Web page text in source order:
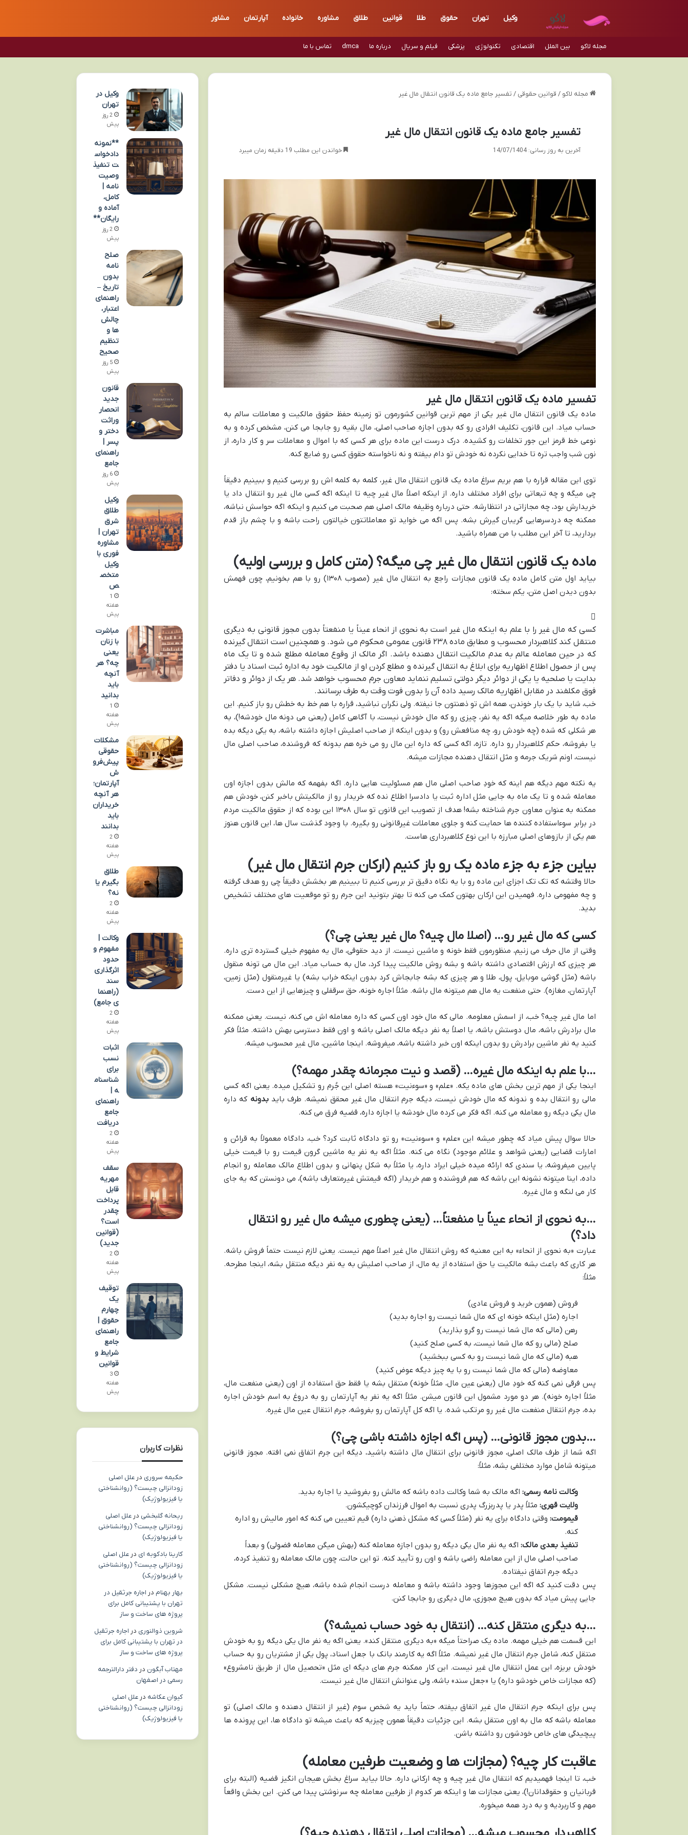
وکیل تهران حقوق طلا قوانین طلاق مشاوره خانواده آپارتمان مشاور
مجله لاکو بین الملل اقتصادی تکنولوژی پزشکی فیلم و سریال درباره ما dmca تماس با ما
مجله لاکو / قوانین حقوقی / تفسیر جامع ماده یک قانون انتقال مال غیر
تفسیر جامع ماده یک قانون انتقال مال غیر
آخرین به روز رسانی: 14/07/1404 خواندن این مطلب 19 دقیقه زمان میبرد
تفسیر ماده یک قانون انتقال مال غیر
ماده یک قانون انتقال مال غیر یکی از مهم ترین قوانین کشورمون تو زمینه حفظ حقوق مالکیت و معاملات سالم به
حساب میاد. این قانون، تکلیف افرادی رو که بدون اجازه صاحب اصلی، مال بقیه رو جابجا می کنن، مشخص کرده و به
نوعی خط قرمز این جور تخلفات رو کشیده. درک درست این ماده برای هر کسی که با اموال و معاملات سر و کار داره، از
نون شب واجب تره تا خدایی نکرده نه خودش تو دام بیفته و نه ناخواسته حقوق کسی رو ضایع کنه.
توی این مقاله قراره با هم بریم سراغ ماده یک قانون انتقال مال غیر، کلمه به کلمه اش رو بررسی کنیم و ببینیم دقیقاً
چی میگه و چه تبعاتی برای افراد مختلف داره. از اینکه اصلاً مال غیر چیه تا اینکه اگه کسی مال غیر رو انتقال داد یا
خریدارش بود، چه مجازاتی در انتظارشه. حتی درباره وظیفه مالک اصلی هم صحبت می کنیم و اینکه اگه حواسش نباشه،
ممکنه چه دردسرهایی گریبان گیرش بشه. پس اگه می خواید تو معاملاتتون خیالتون راحت باشه و با چشم باز قدم
بردارید، تا آخر این مطلب با من همراه باشید.
ماده یک قانون انتقال مال غیر چی میگه؟ (متن کامل و بررسی اولیه)
بیاید اول متن کامل ماده یک قانون مجازات راجع به انتقال مال غیر (مصوب ۱۳۰۸) رو با هم بخونیم، چون فهمش
بدون دیدن اصل متن، یکم سخته:
کسی که مال غیر را با علم به اینکه مال غیر است به نحوی از انحاء عیناً یا منفعتاً بدون مجوز قانونی به دیگری
منتقل کند کلاهبردار محسوب و مطابق ماده ۲۳۸ قانون عمومی محکوم می شود. و همچنین است انتقال گیرنده
که در حین معامله عالم به عدم مالکیت انتقال دهنده باشد. اگر مالک از وقوع معامله مطلع شده و تا یک ماه
پس از حصول اطلاع اظهاریه برای ابلاغ به انتقال گیرنده و مطلع کردن او از مالکیت خود به اداره ثبت اسناد یا دفتر
بدایت یا صلحیه یا یکی از دوائر دیگر دولتی تسلیم ننماید معاون جرم محسوب خواهد شد. هر یک از دوائر و دفاتر
فوق مکلفند در مقابل اظهاریه مالک رسید داده آن را بدون فوت وقت به طرف برسانند.
خب، شاید با یک بار خوندن، همه اش تو ذهنتون جا نیفته. ولی نگران نباشید، قراره با هم خط به خطش رو باز کنیم. این
ماده به طور خلاصه میگه اگه یه نفر، چیزی رو که مال خودش نیست، با آگاهی کامل (یعنی می دونه مال خودشه!)، به
هر شکلی که شده (چه خودش رو، چه منافعش رو) و بدون اینکه از صاحب اصلیش اجازه داشته باشه، به یکی دیگه بده
یا بفروشه، حکم کلاهبردار رو داره. تازه، اگه کسی که داره این مال رو می خره هم بدونه که فروشنده، صاحب اصلی مال
نیست، اونم شریک جرمه و مثل انتقال دهنده مجازات میشه.
یه نکته مهم دیگه هم اینه که خودِ صاحب اصلی مال هم مسئولیت هایی داره. اگه بفهمه که مالش بدون اجازه اون
معامله شده و تا یک ماه به جایی مثل اداره ثبت یا دادسرا اطلاع نده که خریدار رو از مالکیتش باخبر کنن، خودش هم
ممکنه به عنوان معاون جرم شناخته بشه! هدف از تصویب این قانون تو سال ۱۳۰۸ این بوده که از حقوق مالکیت مردم
در برابر سوءاستفاده کننده ها حمایت کنه و جلوی معاملات غیرقانونی رو بگیره. با وجود گذشت سال ها، این قانون هنوز
هم یکی از بازوهای اصلی مبارزه با این نوع کلاهبرداری هاست.
بیاین جزء به جزء ماده یک رو باز کنیم (ارکان جرم انتقال مال غیر)
حالا وقتشه که تک تک اجزای این ماده رو با یه نگاه دقیق تر بررسی کنیم تا ببینیم هر بخشش دقیقاً چی رو هدف گرفته
و چه مفهومی داره. فهمیدن این ارکان بهتون کمک می کنه تا بهتر بتونید این جرم رو تو موقعیت های مختلف تشخیص
بدید.
کسی که مال غیر رو… (اصلا مال چیه؟ مال غیر یعنی چی؟)
وقتی از مال حرف می زنیم، منظورمون فقط خونه و ماشین نیست. از دید حقوقی، مال یه مفهوم خیلی گسترده تری داره.
هر چیزی که ارزش اقتصادی داشته باشه و بشه روش مالکیت پیدا کرد، مال به حساب میاد. این مال می تونه منقول
باشه (مثل گوشی موبایل، پول، طلا و هر چیزی که بشه جابجاش کرد بدون اینکه خراب بشه) یا غیرمنقول (مثل زمین،
آپارتمان، مغازه). حتی منفعت یه مال هم میتونه مال باشه. مثلاً اجاره خونه، حق سرقفلی و چیزهایی از این دست.
اما مال غیر چیه؟ خب، از اسمش معلومه. مالی که مال خود اون کسی که داره معامله اش می کنه، نیست. یعنی ممکنه
مال برادرش باشه، مال دوستش باشه، یا اصلاً یه نفر دیگه مالک اصلی باشه و اون فقط دسترسی بهش داشته. مثلاً فکر
کنید یه نفر ماشین برادرش رو بدون اینکه اون خبر داشته باشه، میفروشه. اینجا ماشین، مال غیر محسوب میشه.
…با علم به اینکه مال غیره… (قصد و نیت مجرمانه چقدر مهمه؟)
اینجا یکی از مهم ترین بخش های ماده یکه. «علم» و «سوءنیت» هسته اصلی این جُرم رو تشکیل میده. یعنی اگه کسی
مالی رو انتقال بده و ندونه که مال خودش نیست، دیگه جرم انتقال مال غیر محقق نمیشه. طرف بایدبدونه که داره
مال یکی دیگه رو معامله می کنه. اگه فکر می کرده مال خودشه یا اجازه داره، قضیه فرق می کنه.
حالا سوال پیش میاد که چطور میشه این «علم» و «سوءنیت» رو تو دادگاه ثابت کرد؟ خب، دادگاه معمولاً به قرائن و
امارات قضایی (یعنی شواهد و علائم موجود) نگاه می کنه. مثلاً اگه یه نفر یه ماشین گرون قیمت رو با قیمت خیلی
پایین میفروشه، یا سندی که ارائه میده خیلی ایراد داره، یا مثلاً به شکل پنهانی و بدون اطلاع مالک معامله رو انجام
داده، اینا میتونه نشونه این باشه که هم فروشنده و هم خریدار (اگه قیمتش غیرمتعارف باشه)، می دونستن که یه جای
کار می لنگه و مال غیره.
…به نحوی از انحاء عیناً یا منفعتاً… (یعنی چطوری میشه مال غیر رو انتقال
داد؟)
عبارت «به نحوی از انحاء» به این معنیه که روش انتقال مال غیر اصلاً مهم نیست. یعنی لازم نیست حتماً فروش باشه.
هر کاری که باعث بشه مالکیت یا حق استفاده از یه مال، از صاحب اصلیش به یه نفر دیگه منتقل بشه، اینجا مطرحه.
مثلاً:
فروش (همون خرید و فروش عادی)
اجاره (مثل اینکه خونه ای که مال شما نیست رو اجاره بدید)
رهن (مالی که مال شما نیست رو گرو بذارید)
صلح (مالی رو که مال شما نیست، به کسی صلح کنید)
هبه (مالی که مال شما نیست رو به کسی ببخشید)
معاوضه (مالی که مال شما نیست رو با یه چیز دیگه عوض کنید)
پس فرقی نمی کنه که خودِ مال (یعنی عین مال، مثلاً خونه) منتقل بشه یا فقط حق استفاده از اون (یعنی منفعت مال،
مثلاً اجاره خونه). هر دو مورد مشمول این قانون میشن. مثلاً اگه یه نفر یه آپارتمان رو به دروغ به اسم خودش اجاره
بده، جرم انتقال منفعت مال غیر رو مرتکب شده. یا اگه کل آپارتمان رو بفروشه، جرم انتقال عین مال غیره.
…بدون مجوز قانونی… (پس اگه اجازه داشته باشی چی؟)
اگه شما از طرف مالک اصلی، مجوز قانونی برای انتقال مال داشته باشید، دیگه این جرم اتفاق نمی افته. مجوز قانونی
میتونه شامل موارد مختلفی بشه، مثلاً:
وکالت نامه رسمی: اگه مالک به شما وکالت داده باشه که مالش رو بفروشید یا اجاره بدید.
ولایت قهری: مثلاً پدر یا پدربزرگ پدری نسبت به اموال فرزندان کوچیکشون.
قیمومت: وقتی دادگاه برای یه نفر (مثلاً کسی که مشکل ذهنی داره) قیم تعیین می کنه که امور مالیش رو اداره
کنه.
تنفیذ بعدی مالک: اگه یه نفر مال یکی دیگه رو بدون اجازه معامله کنه (بهش میگن معامله فضولی) و بعداً
صاحب اصلی مال از این معامله راضی باشه و اون رو تأیید کنه. تو این حالت، چون مالک معامله رو تنفیذ کرده،
دیگه جرم اتفاق نیفتاده.
پس دقت کنید که اگه این مجوزها وجود داشته باشه و معامله درست انجام شده باشه، هیچ مشکلی نیست. مشکل
جایی پیش میاد که بدون هیچ مجوزی، مال دیگری رو جابجا کنن.
…به دیگری منتقل کنه… (انتقال به خود حساب نمیشه؟)
این قسمت هم خیلی مهمه. ماده یک صراحتاً میگه «به دیگری منتقل کند». یعنی اگه یه نفر مال یکی دیگه رو به خودش
منتقل کنه، شامل جرم انتقال مال غیر نمیشه. مثلاً اگه یه کارمند بانک با جعل اسناد، پول یکی از مشتریان رو به حساب
خودش بریزه، این عمل انتقال مال غیر نیست. این کار ممکنه جرم های دیگه ای مثل «تحصیل مال از طریق نامشروع»
(که مجازات خاص خودشو داره) یا «جعل سند» باشه، ولی عنوانش انتقال مال غیر نیست.
پس برای اینکه جرم انتقال مال غیر اتفاق بیفته، حتماً باید یه شخص سوم (غیر از انتقال دهنده و مالک اصلی) تو
معامله باشه که مال به اون منتقل بشه. این جزئیات دقیقاً همون چیزیه که باعث میشه تو دادگاه ها، این پرونده ها
پیچیدگی های خاص خودشون رو داشته باشن.
عاقبت کار چیه؟ (مجازات ها و وضعیت طرفین معامله)
خب، تا اینجا فهمیدیم که انتقال مال غیر چیه و چه ارکانی داره. حالا بیاید سراغ بخش هیجان انگیز قضیه (البته برای
قربانیان و حقوقدانان!)، یعنی مجازات ها و اینکه هر کدوم از طرفین معامله چه سرنوشتی پیدا می کنن. این بخش واقعاً
مهم و کاربردیه و به درد همه میخوره.
وکیل در
تهران
2 روز
پیش
**نمونه
دادخواس
ت تنفیذ
وصیت
نامه |
کامل،
آماده و
رایگان**
2 روز
پیش
صلح
نامه
بدون
تاریخ –
راهنمای
اعتبار،
چالش
ها و
تنظیم
صحیح
5 روز
پیش
قانون
جدید
انحصار
وراثت
دختر و
پسر |
راهنمای
جامع
6 روز
پیش
وکیل
طلاق
شرق
تهران |
مشاوره
فوری با
وکیل
متخص
ص
1
هفته
پیش
مباشرت
با زنان
یعنی
چه؟ هر
آنچه
باید
بدانید
1
هفته
پیش
مشکلات
حقوقی
پیش‌فرو
ش
آپارتمان؛
هر آنچه
خریداران
باید
بدانند
2
هفته
پیش
طلاق
بگیرم یا
نه؟
2
هفته
پیش
وکالت |
مفهوم و
حدود
اثرگذاری
سند
(راهنما
ی جامع)
2
هفته
پیش
اثبات
نسب
برای
شناسنام
ه |
راهنمای
جامع
دریافت
2
هفته
پیش
سقف
مهریه
قابل
پرداخت
چقدر
است؟
(قوانین
جدید)
2
هفته
پیش
توقیف
یک
چهارم
حقوق |
راهنمای
جامع
شرایط و
قوانین
3
هفته
پیش
نظرات کاربران
حکیمه سروری در علل اصلی
زودانزالی چیست؟ (روانشناختی
یا فیزیولوژیک)
ریحانه گلبخشی در علل اصلی
زودانزالی چیست؟ (روانشناختی
یا فیزیولوژیک)
کارینا بادکوبه ای در علل اصلی
زودانزالی چیست؟ (روانشناختی
یا فیزیولوژیک)
بهار بهنام در اجاره جرثقیل در
تهران با پشتیبانی کامل برای
پروژه های ساخت و ساز
شروین ذوالنوری در اجاره جرثقیل
در تهران با پشتیبانی کامل برای
پروژه های ساخت و ساز
مهتاب آبگون در دفتر دارالترجمه
رسمی در اصفهان
کیوان عکاشه در علل اصلی
زودانزالی چیست؟ (روانشناختی
یا فیزیولوژیک)